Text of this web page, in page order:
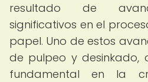
resultado de
significativos en el
papel. Uno de estos
de pulpeo y desinkado,
fundamental en la